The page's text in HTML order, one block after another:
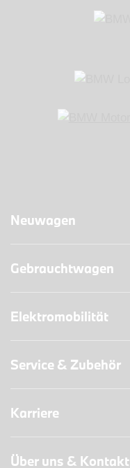
Neuwagen
Gebrauchtwagen
Elektromobilität
Service & Zubehör
Karriere
Über uns & Kontakt